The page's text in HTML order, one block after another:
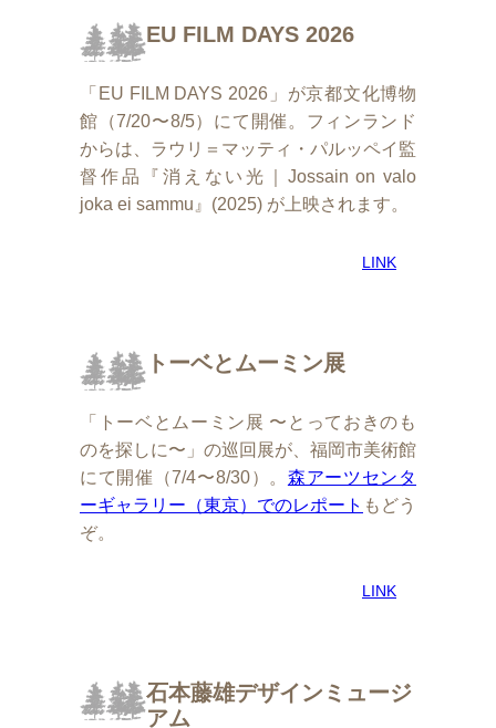
EU FILM DAYS 2026
「EU FILM DAYS 2026」が京都文化博物
館（7/20〜8/5）にて開催。フィンランド
からは、ラウリ＝マッティ・パルッペイ監
督作品『消えない光｜Jossain on valo
joka ei sammu』(2025) が上映されます。
LINK
トーベとムーミン展
「トーベとムーミン展 〜とっておきのも
のを探しに〜」の巡回展が、福岡市美術館
にて開催（7/4〜8/30）。 森アーツセンタ
ーギャラリー（東京）でのレポート もどう
ぞ。
LINK
石本藤雄デザインミュージ
アム